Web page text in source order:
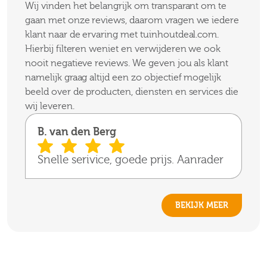
Wij vinden het belangrijk om transparant om te
gaan met onze reviews, daarom vragen we iedere
klant naar de ervaring met tuinhoutdeal.com.
Hierbij filteren weniet en verwijderen we ook
nooit negatieve reviews. We geven jou als klant
namelijk graag altijd een zo objectief mogelijk
beeld over de producten, diensten en services die
wij leveren.
B. van den Berg
Snelle serivice, goede prijs. Aanrader
BEKIJK MEER